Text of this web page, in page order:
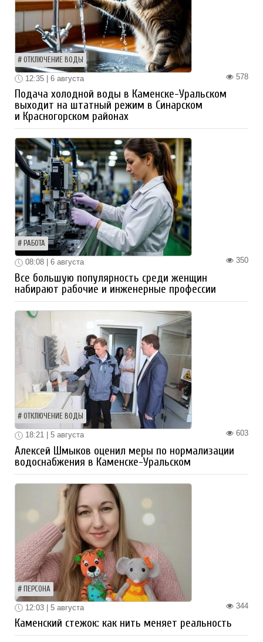
ОТКЛЮЧЕНИЕ ВОДЫ
578
12:35 | 6 августа
Подача холодной воды в Каменске-Уральском
выходит на штатный режим в Синарском
и Красногорском районах
РАБОТА
350
08:08 | 6 августа
Все большую популярность среди женщин
набирают рабочие и инженерные профессии
ОТКЛЮЧЕНИЕ ВОДЫ
603
18:21 | 5 августа
Алексей Шмыков оценил меры по нормализации
водоснабжения в Каменске-Уральском
ПЕРСОНА
344
12:03 | 5 августа
Каменский стежок: как нить меняет реальность